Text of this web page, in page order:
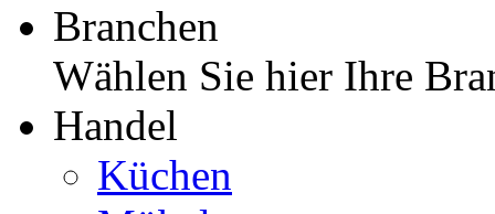
Branchen
Wählen Sie hier Ihre
Handel
Küchen